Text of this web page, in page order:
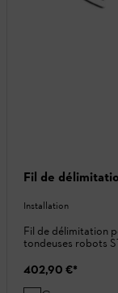
Fil de
Installation
Fil de délimitation
tondeuses robots
402,90 €*